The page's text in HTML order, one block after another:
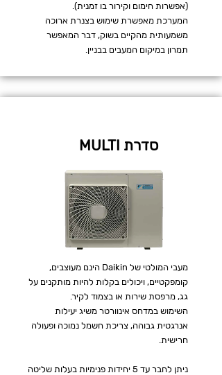
(אפשרות חימום וקירור בו זמנית).
המערכת מאפשרת שימוש בצנרת ארוכה
משמעותית מהקיים בשוק, דבר המאפשר
תמרון במיקום המעבים בבניין.
סדרת MULTI
מעבי המולטי של Daikin הינם מעוצבים,
קומפקטיים, ויכולים בקלות להיות מותקנים על
גג, מרפסת שירות או בצמוד לקיר.
השימוש במדחס אינוורטר משיג יעילות
אנרגטית גבוהה, צריכת חשמל נמוכה ופעולה
חרישית.
ניתן לחבר עד 5 יחידות פנימיות בעלות שליטה